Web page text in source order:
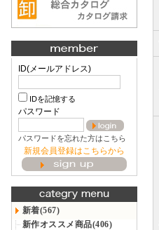
ID(メールアドレス)
IDを記憶する
パスワード
パスワードを忘れた方はこちら
新規会員登録はこちらから
新着(567)
新作オススメ商品(406)